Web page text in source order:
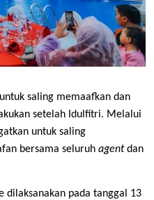
saling memaafkan dan
setelah Idulfitri. Melalui
untuk saling
bersama seluruh agentdan
pada tanggal 13